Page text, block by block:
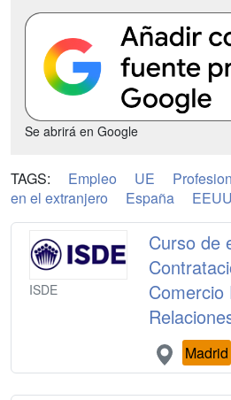
Se abrirá en Google
TAGS: Empleo UE
en el extranjero
España EEUU
ISDE
Curso de
Madrid